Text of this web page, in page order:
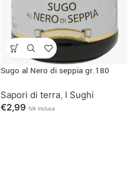
Sugo al Nero di seppia gr.180
Sapori di terra, I Sughi
€2,99 IVA inclusa